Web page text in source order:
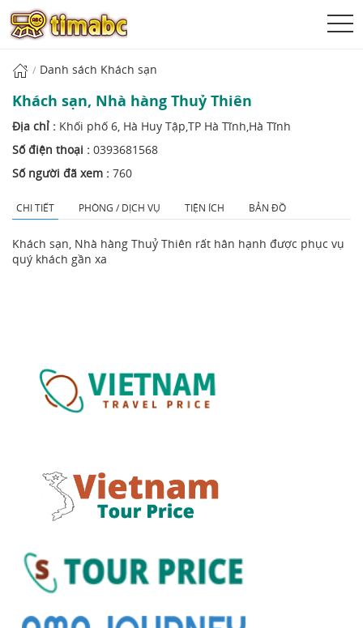
Danh sách Khách sạn
Khách sạn, Nhà hàng Thuỷ Thiên
Địa chỉ : Khối phố 6, Hà Huy Tập,TP Hà Tĩnh,Hà Tĩnh
Số điện thoại : 0393681568
Số người đã xem : 760
CHI TIẾT PHÒNG / DỊCH VỤ TIỆN ÍCH BẢN ĐỒ
Khách sạn, Nhà hàng Thuỷ Thiên rất hân hạnh được phục vụ
quý khách gần xa